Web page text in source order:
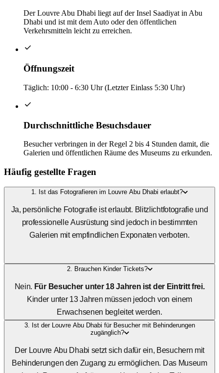
Der Louvre Abu Dhabi liegt auf der Insel Saadiyat in Abu
Dhabi und ist mit dem Auto oder den öffentlichen
Verkehrsmitteln leicht zu erreichen.
Öffnungszeit
Täglich: 10:00 - 6:30 Uhr (Letzter Einlass 5:30 Uhr)
Durchschnittliche Besuchsdauer
Besucher verbringen in der Regel 2 bis 4 Stunden damit, die
Galerien und öffentlichen Räume des Museums zu erkunden.
Häufig gestellte Fragen
1. Ist das Fotografieren im Louvre Abu Dhabi erlaubt?
Ja, persönliche Fotografie ist erlaubt. Blitzlichtfotografie und
professionelle Ausrüstung sind jedoch in bestimmten
Galerien mit empfindlichen Exponaten verboten.
2. Brauchen Kinder Tickets?
Nein. Für Besucher unter 18 Jahren ist der Eintritt frei.
Kinder unter 13 Jahren müssen jedoch von einem
Erwachsenen begleitet werden.
3. Ist der Louvre Abu Dhabi für Besucher mit Behinderungen
zugänglich?
Der Louvre Abu Dhabi setzt sich dafür ein, Besuchern mit
Behinderungen den Zugang zu ermöglichen. Das Museum